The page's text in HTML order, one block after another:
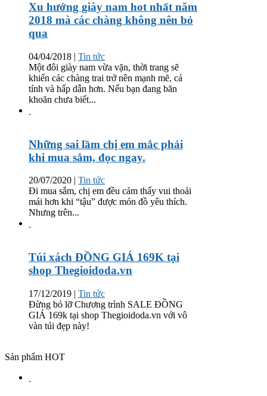
Xu hướng giày nam hot nhất năm
2018 mà các chàng không nên bỏ
qua
04/04/2018 | Tin tức
Một đôi giày nam vừa vặn, thời trang sẽ
khiến các chàng trai trở nên mạnh mẽ, cá
tính và hấp dẫn hơn. Nếu bạn đang băn
khoăn chưa biết...
Những sai lầm chị em mắc phải
khi mua sắm, đọc ngay.
20/07/2020 | Tin tức
Đi mua sắm, chị em đều cảm thấy vui thoải
mái hơn khi “tậu” được món đồ yêu thích.
Nhưng trên...
Túi xách ĐỒNG GIÁ 169K tại
shop Thegioidoda.vn
17/12/2019 | Tin tức
Đừng bỏ lỡ Chương trình SALE ĐỒNG
GIÁ 169k tại shop Thegioidoda.vn với vô
vàn túi đẹp này!
Sản phẩm HOT